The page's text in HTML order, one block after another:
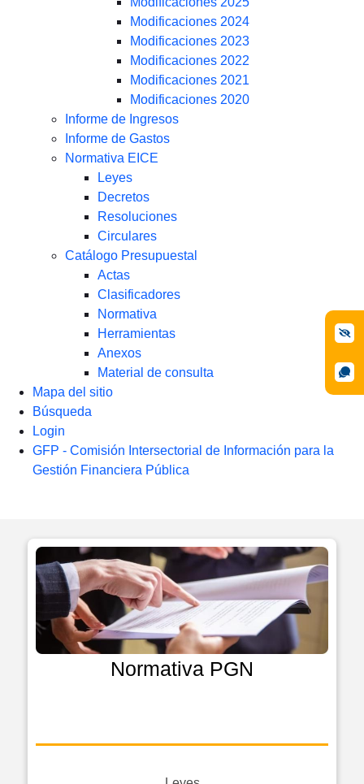
Modificaciones 2024
Modificaciones 2023
Modificaciones 2022
Modificaciones 2021
Modificaciones 2020
Informe de Ingresos
Informe de Gastos
Normativa EICE
Leyes
Decretos
Resoluciones
Circulares
Catálogo Presupuestal
Actas
Clasificadores
Normativa
Herramientas
Anexos
Material de consulta
Mapa del sitio
Búsqueda
Login
GFP - Comisión Intersectorial de Información para la
Gestión Financiera Pública
Normativa PGN